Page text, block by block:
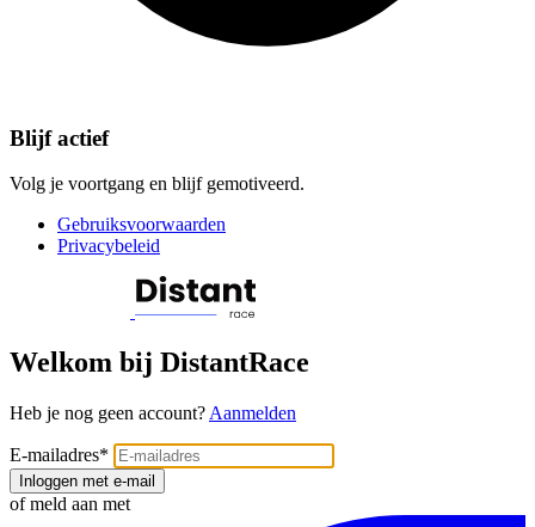
Blijf actief
Volg je voortgang en blijf gemotiveerd.
Gebruiksvoorwaarden
Privacybeleid
Welkom bij DistantRace
Heb je nog geen account? Aanmelden
E-mailadres*
Inloggen met e-mail
of meld aan met